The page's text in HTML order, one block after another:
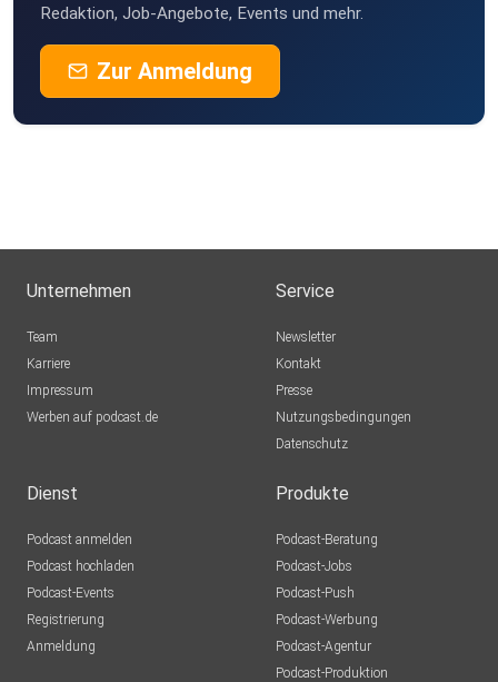
Redaktion, Job-Angebote, Events und mehr.
Zur Anmeldung
Unternehmen
Team
Karriere
Impressum
Werben auf podcast.de
Service
Newsletter
Kontakt
Presse
Nutzungsbedingungen
Datenschutz
Dienst
Podcast anmelden
Podcast hochladen
Podcast-Events
Registrierung
Anmeldung
Produkte
Podcast-Beratung
Podcast-Jobs
Podcast-Push
Podcast-Werbung
Podcast-Agentur
Podcast-Produktion